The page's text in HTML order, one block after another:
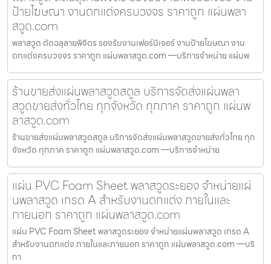
ป้ายโฆษณา งานตกแต่งครบวงจร ราคาถูก แผ่นพลา
สวูด.com
พลาสวูด ตัดฉลุลายพิจิตร รองรับงานเฟอร์นิเจอร์ งานป้ายโฆษณา งาน
ตกแต่งครบวงจร ราคาถูก แผ่นพลาสวูด.com —บริการจำหน่าย แผ่นพ
ร้านขายส่งแผ่นพลาสวูดสตูล บริการจัดส่งแผ่นพลา
สวูดขายส่งทั่วไทย ทุกจังหวัด ทุกภาค ราคาถูก แผ่นพ
ลาสวูด.com
ร้านขายส่งแผ่นพลาสวูดสตูล บริการจัดส่งแผ่นพลาสวูดขายส่งทั่วไทย ทุก
จังหวัด ทุกภาค ราคาถูก แผ่นพลาสวูด.com —บริการจำหน่าย
แผ่น PVC Foam Sheet พลาสวูดระยอง จำหน่ายแผ่
นพลาสวูด เกรด A สำหรับงานตกแต่ง ภายในและ
ภายนอก ราคาถูก แผ่นพลาสวูด.com
แผ่น PVC Foam Sheet พลาสวูดระยอง จำหน่ายแผ่นพลาสวูด เกรด A
สำหรับงานตกแต่ง ภายในและภายนอก ราคาถูก แผ่นพลาสวูด.com —บริ
กา